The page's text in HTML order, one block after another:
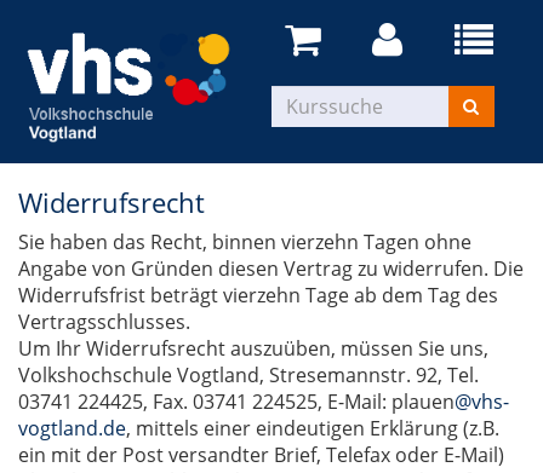
Widerrufsrecht
Sie haben das Recht, binnen vierzehn Tagen ohne
Angabe von Gründen diesen Vertrag zu widerrufen. Die
Widerrufsfrist beträgt vierzehn Tage ab dem Tag des
Vertragsschlusses.
Um Ihr Widerrufsrecht auszuüben, müssen Sie uns,
Volkshochschule Vogtland, Stresemannstr. 92, Tel.
03741 224425, Fax. 03741 224525, E-Mail: plauen@vhs-
vogtland.de, mittels einer eindeutigen Erklärung (z.B.
ein mit der Post versandter Brief, Telefax oder E-Mail)